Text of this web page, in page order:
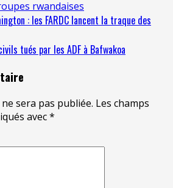
rwandaises
: les FARDC lancent la traque des
tués par les ADF à Bafwakoa
sera pas publiée. Les champs
avec*